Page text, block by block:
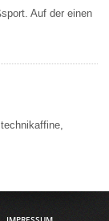
Auf der einen